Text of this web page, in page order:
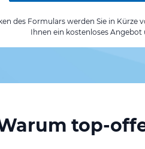
des Formulars werden Sie in
Ihnen ein kostenloses Angebot
top-